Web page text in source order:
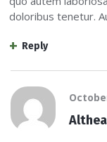
doloribus tenetur.
Reply